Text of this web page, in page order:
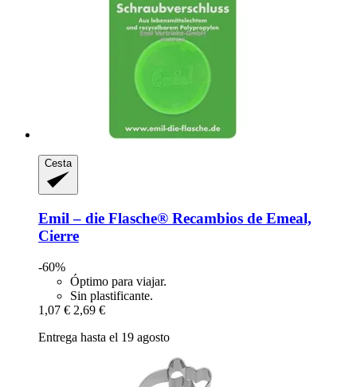
Cesta
Emil – die Flasche® Recambios de Emeal,
Cierre
-60%
Óptimo para viajar.
Sin plastificante.
1,07 € 2,69 €
Entrega hasta el 19 agosto